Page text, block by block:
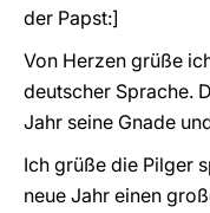
der Papst:]
Von Herzen grüße
deutscher Sprache.
Jahr seine Gnade
Ich grüße die Pilger
neue Jahr einen